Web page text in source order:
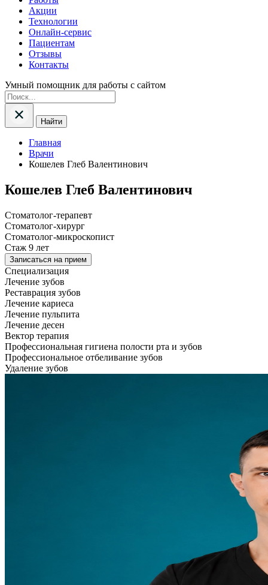
Акции
Технологии
Онлайн-сервис
Пациентам
Отзывы
Контакты
Умный помощник для работы с сайтом
Найти
Главная
Врачи
Кошелев Глеб Валентинович
Кошелев Глеб Валентинович
Стоматолог-терапевт
Стоматолог-хирург
Стоматолог-микроскопист
Стаж 9 лет
Записаться на прием
Специализация
Лечение зубов
Реставрация зубов
Лечение кариеса
Лечение пульпита
Лечение десен
Вектор терапия
Профессиональная гигиена полости рта и зубов
Профессиональное отбеливание зубов
Удаление зубов